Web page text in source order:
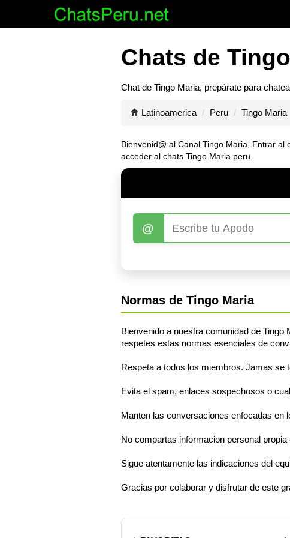
Chats de
Chat de Tingo Maria, prepárate para
Latinoamerica Peru Tingo Maria
Bienvenid@ al Canal Tingo Maria , Entrar
acceder al chats Tingo Maria peru.
@
Normas de Tingo Maria
Bienvenido a nuestra comunidad de
respetes estas normas esenciales de
Respeta a todos los miembros. Jamas se
Evita el spam, enlaces sospechosos o
Manten las conversaciones enfocadas en
No compartas informacion personal propia
Sigue atentamente las indicaciones del
Gracias por colaborar y disfrutar de este